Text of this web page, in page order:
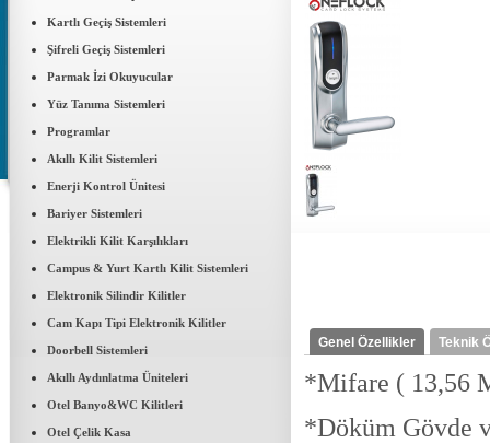
Kartlı Geçiş Sistemleri
Şifreli Geçiş Sistemleri
Parmak İzi Okuyucular
Yüz Tanıma Sistemleri
Programlar
Akıllı Kilit Sistemleri
Enerji Kontrol Ünitesi
Bariyer Sistemleri
Elektrikli Kilit Karşılıkları
Campus & Yurt Kartlı Kilit Sistemleri
Elektronik Silindir Kilitler
Cam Kapı Tipi Elektronik Kilitler
Doorbell Sistemleri
Akıllı Aydınlatma Üniteleri
Otel Banyo&WC Kilitleri
Otel Çelik Kasa
Genel Özellikler Teknik
*Mifare ( 13,56
*Döküm Gövde